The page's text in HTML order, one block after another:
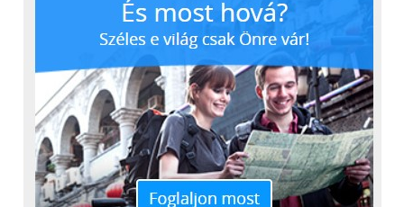
memória, akkor itt is várnunk kell a betöltésekre.
Sőt, a böngésző is kárát látja a kevés RAM-nak,
néhány fül után már elfelejti a korábban
megnyitottakat, így újra kell tölteni azokat. A RAM-
problémán “egyszerűen” segíthetünk, elég, ha a 32
GB-os tárhellyel szerelt verziót választjuk, ebben
ugyanis 3 GB-nyi RAM-ot építettek be a mérnökök.